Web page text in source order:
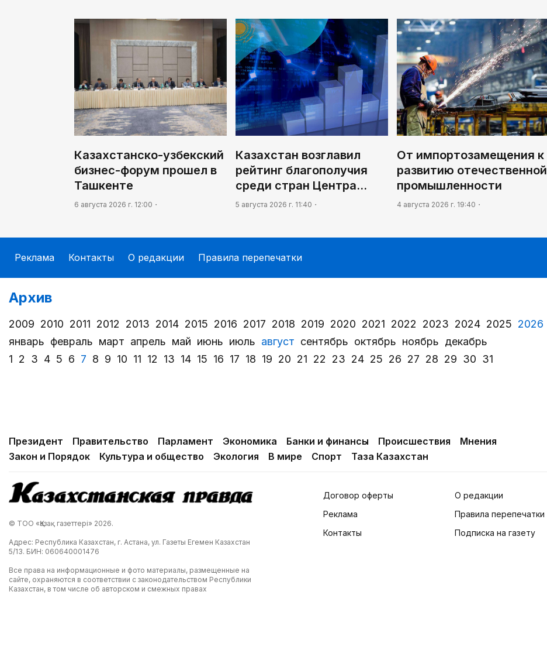
Казахстанско-узбекский
бизнес-форум прошел в
Ташкенте
6 августа 2026 г. 12:00
Казахстан возглавил
рейтинг благополучия
среди стран Центра…
5 августа 2026 г. 11:40
От импортозамещения к
развитию отечественной
промышленности
4 августа 2026 г. 19:40
Реклама Контакты О редакции Правила перепечатки
Архив
2009 2010 2011 2012 2013 2014 2015 2016 2017 2018 2019 2020 2021 2022 2023 2024 2025 2026
январь февраль март апрель май июнь июль август сентябрь октябрь ноябрь декабрь
1 2 3 4 5 6 7 8 9 10 11 12 13 14 15 16 17 18 19 20 21 22 23 24 25 26 27 28 29 30 31
Президент Правительство Парламент Экономика Банки и финансы Происшествия
Мнения
Закон и Порядок
Культура и общество Экология В мире Спорт Таза Казахстан
Договор оферты
Реклама
Контакты
О редакции
Правила перепечатки
Подписка на газету
© ТОО «Қазақ газеттері» 2026.
Адрес: Республика Казахстан, г. Астана, ул. Газеты Егемен Казахстан
5/13. БИН: 060640001476
Все права на информационные и фото материалы, размещенные на
сайте, охраняются в соответствии с законодательством Республики
Казахстан, в том числе об авторском и смежных правах